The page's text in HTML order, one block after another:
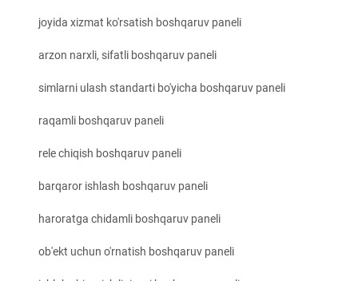
joyida xizmat ko'rsatish boshqaruv paneli
arzon narxli, sifatli boshqaruv paneli
simlarni ulash standarti bo'yicha boshqaruv paneli
raqamli boshqaruv paneli
rele chiqish boshqaruv paneli
barqaror ishlash boshqaruv paneli
haroratga chidamli boshqaruv paneli
ob'ekt uchun o'rnatish boshqaruv paneli